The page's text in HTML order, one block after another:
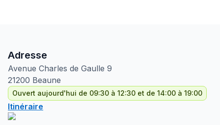
Adresse
Avenue Charles de Gaulle 9
21200 Beaune
Ouvert aujourd'hui de 09:30 à 12:30 et de 14:00 à 19:00
Itinéraire